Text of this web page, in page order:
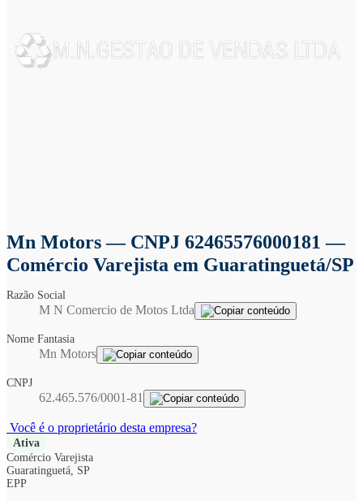
Mn Motors— CNPJ 62465576000181 —
Comércio Varejista em Guaratinguetá/SP
Razão Social
M N Comercio de Motos Ltda
Nome Fantasia
Mn Motors
CNPJ
62.465.576/0001-81
Você é o proprietário desta empresa?
Ativa
Comércio Varejista
Guaratinguetá, SP
EPP